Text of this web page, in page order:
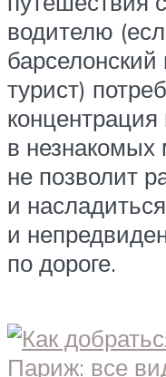
водителю
турист)
в незнакомых
не позволит
и
и
по дороге.